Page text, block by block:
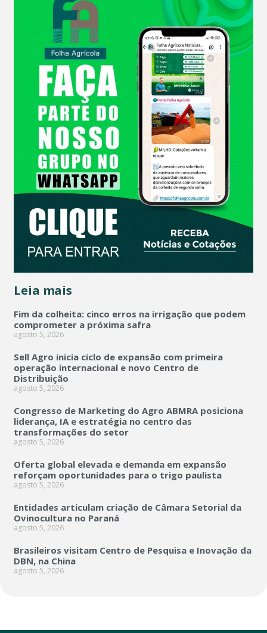
Leia mais
Fim da colheita: cinco erros na irrigação que podem
comprometer a próxima safra
agosto 5, 2026
Sell Agro inicia ciclo de expansão com primeira
operação internacional e novo Centro de
Distribuição
agosto 5, 2026
Congresso de Marketing do Agro ABMRA posiciona
liderança, IA e estratégia no centro das
transformações do setor
agosto 5, 2026
Oferta global elevada e demanda em expansão
reforçam oportunidades para o trigo paulista
agosto 5, 2026
Entidades articulam criação de Câmara Setorial da
Ovinocultura no Paraná
agosto 5, 2026
Brasileiros visitam Centro de Pesquisa e Inovação da
DBN, na China
agosto 5, 2026